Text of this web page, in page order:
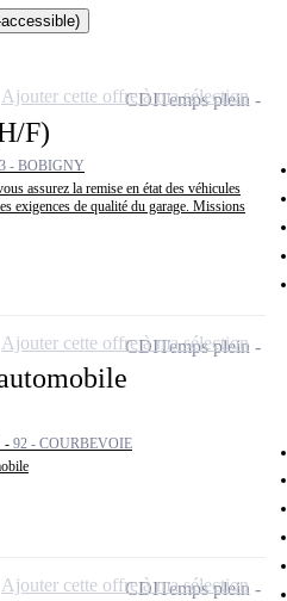
F)
- BOBIGNY
assurez la remise en état des véhicules
exigences de qualité du garage. Missions
CDITemps plein
Ajouter cette offre à ma sélection
- 92 - COURBEVOIE
CDITemps plein
Ajouter cette offre à ma sélection
CDITemps plein
Ajouter cette offre à ma sélection